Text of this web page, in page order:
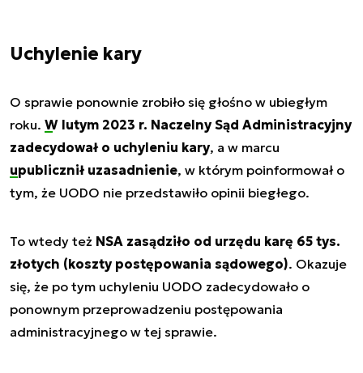
Uchylenie kary
O sprawie ponownie zrobiło się głośno w ubiegłym
roku. W lutym 2023 r. Naczelny Sąd Administracyjny
zadecydował o uchyleniu kary, a w marcu
upublicznił uzasadnienie, w którym poinformował o
tym, że UODO nie przedstawiło opinii biegłego.
To wtedy też NSA zasądziło od urzędu karę 65 tys.
złotych (koszty postępowania sądowego). Okazuje
się, że po tym uchyleniu UODO zadecydowało o
ponownym przeprowadzeniu postępowania
administracyjnego w tej sprawie.